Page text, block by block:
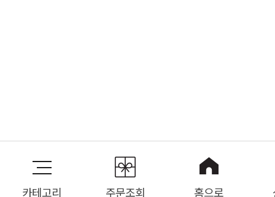
카테고리 주문조회 홈으로